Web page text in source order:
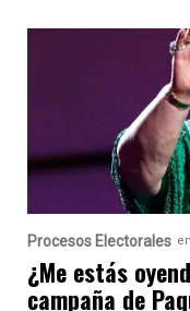
Procesos Electorales
¿Me estás
campaña de